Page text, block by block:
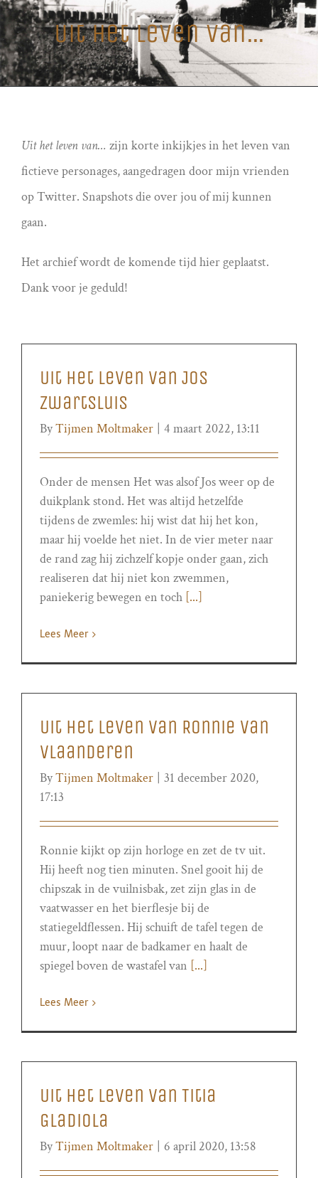
Uit het leven van…
Uit het leven van… zijn korte inkijkjes in het leven van
fictieve personages, aangedragen door mijn vrienden
op Twitter. Snapshots die over jou of mij kunnen
gaan.
Het archief wordt de komende tijd hier geplaatst.
Dank voor je geduld!
Uit het leven van Jos
Zwartsluis
ByTijmen Moltmaker 4 maart 2022, 13:11
Onder de mensen Het was alsof Jos weer op de
duikplank stond. Het was altijd hetzelfde
tijdens de zwemles: hij wist dat hij het kon,
maar hij voelde het niet. In de vier meter naar
de rand zag hij zichzelf kopje onder gaan, zich
realiseren dat hij niet kon zwemmen,
paniekerig bewegen en toch [...]
Lees Meer
Uit het leven van Ronnie van
Vlaanderen
ByTijmen Moltmaker
31 december 2020,
17:13
Ronnie kijkt op zijn horloge en zet de tv uit.
Hij heeft nog tien minuten. Snel gooit hij de
chipszak in de vuilnisbak, zet zijn glas in de
vaatwasser en het bierflesje bij de
statiegeldflessen. Hij schuift de tafel tegen de
muur, loopt naar de badkamer en haalt de
spiegel boven de wastafel van [...]
Lees Meer
Uit het leven van Titia
Gladiola
ByTijmen Moltmaker 6 april 2020, 13:58